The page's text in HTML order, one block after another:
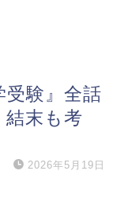
験』全話
末も考
2026年5月19日